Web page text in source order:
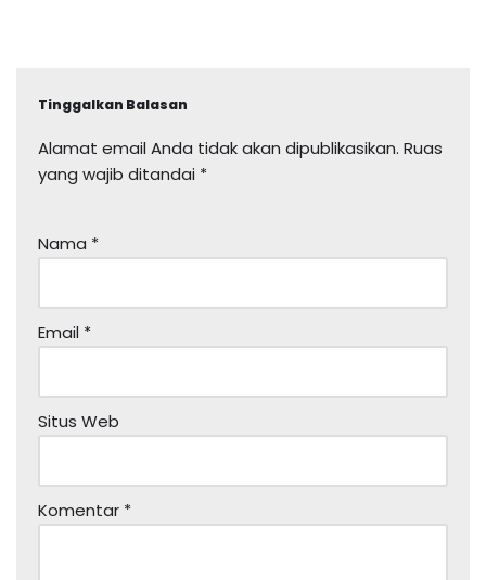
Tinggalkan Balasan
Alamat email Anda tidak akan dipublikasikan. Ruas
yang wajib ditandai *
Nama *
Email *
Situs Web
Komentar *